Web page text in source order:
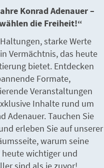
Konrad Adenauer –
die Freiheit!“
starke Werte
Vermächtnis, das heute
bietet. Entdecken
Formate,
Veranstaltungen
Inhalte rund um
Adenauer. Tauchen Sie
erleben Sie auf unserer
warum seine
heute wichtiger und